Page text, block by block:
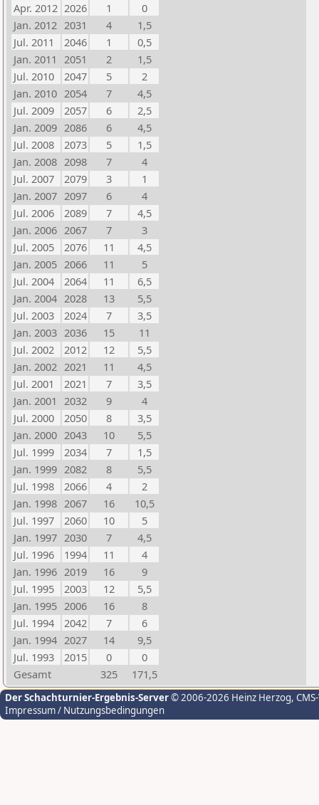
Apr. 2012 2026 1
0
Jan. 2012 2031 4
1,5
Jul. 2011
2046 1
0,5
Jan. 2011 2051 2
1,5
Jul. 2010
2047 5
2
Jan. 2010 2054 7
4,5
Jul. 2009
2057 6
2,5
Jan. 2009 2086 6
4,5
Jul. 2008
2073 5
1,5
Jan. 2008 2098 7
4
Jul. 2007
2079 3
1
Jan. 2007 2097 6
4
Jul. 2006
2089 7
4,5
Jan. 2006 2067 7
3
Jul. 2005
2076 11
4,5
Jan. 2005 2066 11
5
Jul. 2004
2064 11
6,5
Jan. 2004 2028 13
5,5
Jul. 2003
2024 7
3,5
Jan. 2003 2036 15
11
Jul. 2002
2012 12
5,5
Jan. 2002 2021 11
4,5
Jul. 2001
2021 7
3,5
Jan. 2001 2032 9
4
Jul. 2000
2050 8
3,5
Jan. 2000 2043 10
5,5
Jul. 1999
2034 7
1,5
Jan. 1999 2082 8
5,5
Jul. 1998
2066 4
2
Jan. 1998 2067 16
10,5
Jul. 1997
2060 10
5
Jan. 1997 2030 7
4,5
Jul. 1996
1994 11
4
Jan. 1996 2019 16
9
Jul. 1995
2003 12
5,5
Jan. 1995 2006 16
8
Jul. 1994
2042 7
6
Jan. 1994 2027 14
9,5
Jul. 1993
2015 0
0
Gesamt
325 171,5
Der Schachturnier-Ergebnis-Server© 2006-2026 Heinz Herzog,
Impressum / Nutzungsbedingungen